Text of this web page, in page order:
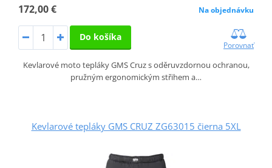
172,00 € Na objednávku
Do košíka
Porovnať
Kevlarové moto tepláky GMS Cruz s oděruvzdornou ochranou,
pružným ergonomickým střihem a…
Kevlarové tepláky GMS CRUZ ZG63015 čierna 5XL